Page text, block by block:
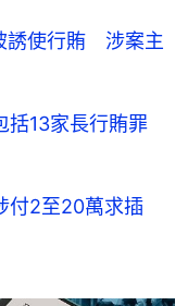
誘使行賄 涉案主
13家長行賄罪
付2至20萬求插